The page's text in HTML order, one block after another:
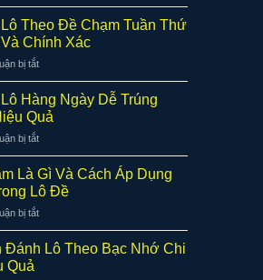
Quả
Trám
Hiệu
Cho
Người
Chơi
Đánh
Lô
Theo
Bộ
Từ
0
Đến
Hiệu
Quả
Và
Dễ
Theo Đề Chạm Tuần Thứ
Chính Xác
bị tắtở
Đánh
Lô
Theo
Đề
Chạm
Tuần
Thứ
Hiệu
Quả
Và
Hàng Ngày Dễ Trúng
Quả
bị tắtở
Đánh
Lô
Hàng
Ngày
Dễ
Trúng
Là Gì Và Cách Áp Dụng
Lô Đề
bị tắtở
Lô
Đánh Lô Theo Bạc Nhớ Chi
Quả